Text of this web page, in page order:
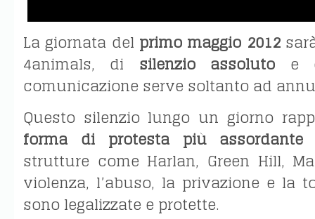
La giornata del primo maggio 2012
4animals, di silenzio assoluto e
comunicazione serve soltanto ad
Questo silenzio lungo un giorno
forma di protesta più assordante
strutture come Harlan, Green Hill,
violenza, l’abuso, la privazione e la
sono legalizzate e protette.